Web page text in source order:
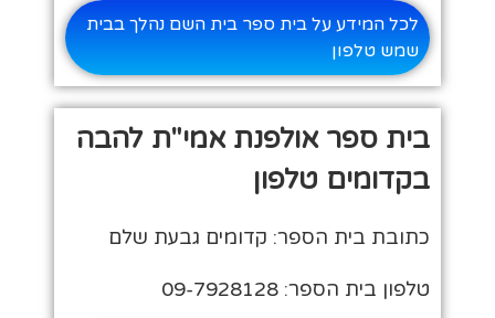
לכל המידע על בית ספר בית השם נהלך בבית
שמש טלפון
בית ספר אולפנת אמי"ת להבה
בקדומים טלפון
כתובת בית הספר: קדומים גבעת שלם
טלפון בית הספר: 09-7928128